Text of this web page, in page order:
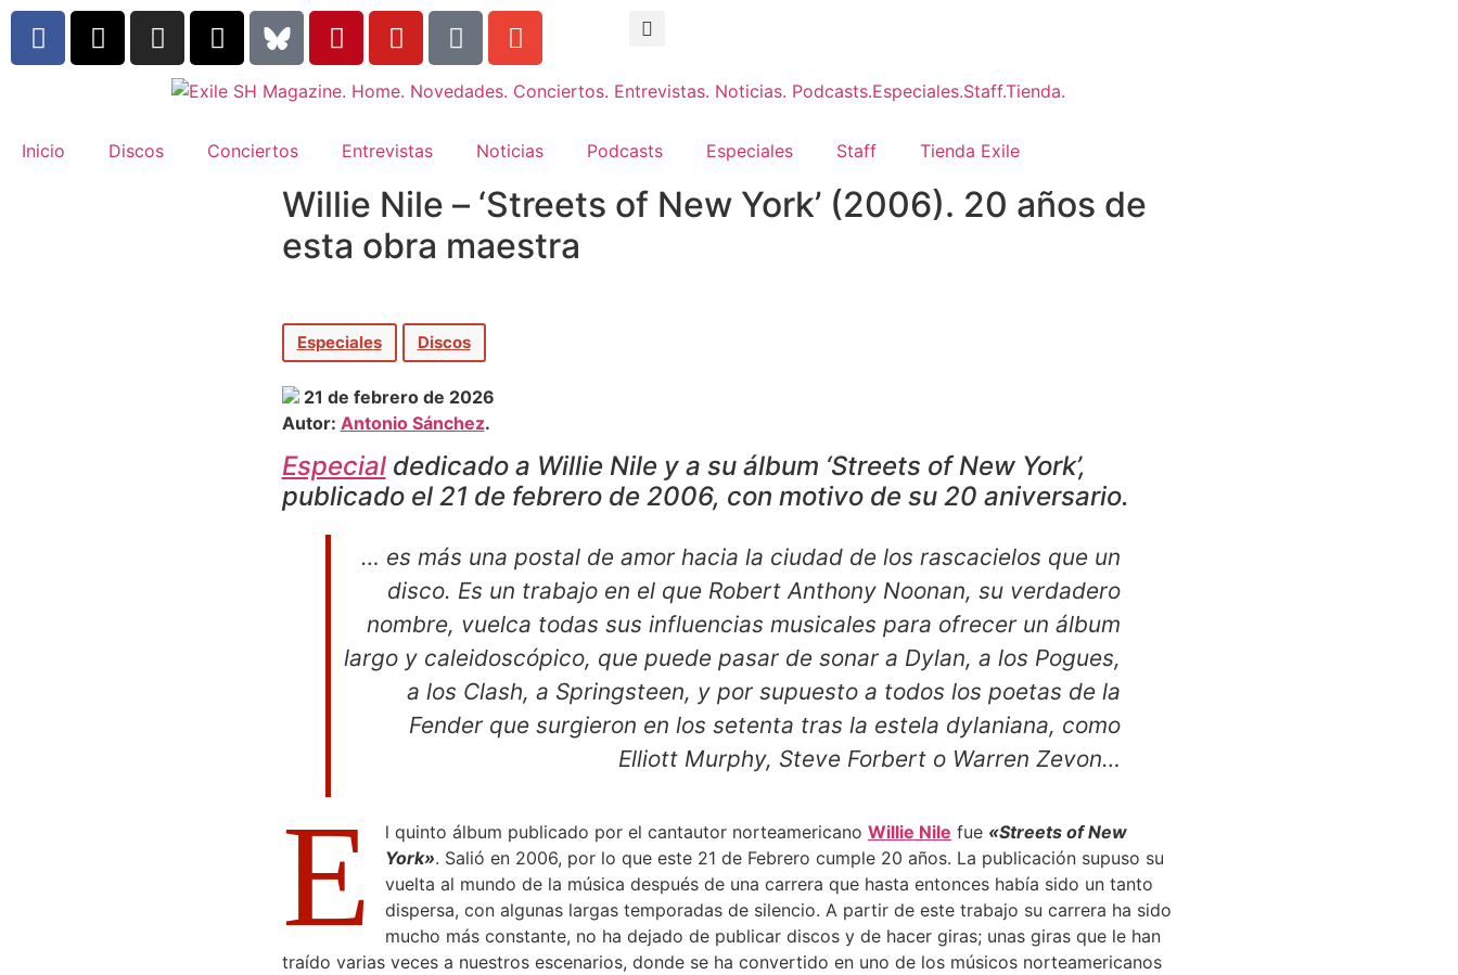
Inicio Discos Conciertos Entrevistas Noticias Podcasts Especiales Staff Tienda Exile
Willie Nile – ‘Streets of New York’ (2006). 20 años de
esta obra maestra
Especiales Discos
21 de febrero de 2026
Autor: Antonio Sánchez.
Especialdedicado a Willie Nile y a su álbum ‘Streets of New York’,
publicado el 21 de febrero de 2006, con motivo de su 20 aniversario.
… es más una postal de amor hacia la ciudad de los rascacielos que un
disco. Es un trabajo en el que Robert Anthony Noonan, su verdadero
nombre, vuelca todas sus influencias musicales para ofrecer un álbum
largo y caleidoscópico, que puede pasar de sonar a Dylan, a los Pogues,
a los Clash, a Springsteen, y por supuesto a todos los poetas de la
Fender que surgieron en los setenta tras la estela dylaniana, como
Elliott Murphy, Steve Forbert o Warren Zevon…
E l quinto álbum publicado por el cantautor norteamericano Willie Nile fue «Streets of New
York». Salió en 2006, por lo que este 21 de Febrero cumple 20 años. La publicación supuso su
vuelta al mundo de la música después de una carrera que hasta entonces había sido un tanto
dispersa, con algunas largas temporadas de silencio. A partir de este trabajo su carrera ha sido
mucho más constante, no ha dejado de publicar discos y de hacer giras; unas giras que le han
traído varias veces a nuestros escenarios, donde se ha convertido en uno de los músicos norteamericanos